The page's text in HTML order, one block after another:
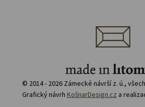
© 2014 - 2026 Zámecké návrší z. ú.,
Grafický návrh KošnarDesign.cz a